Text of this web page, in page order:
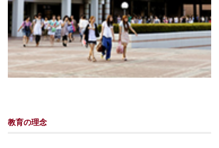
教育の理念